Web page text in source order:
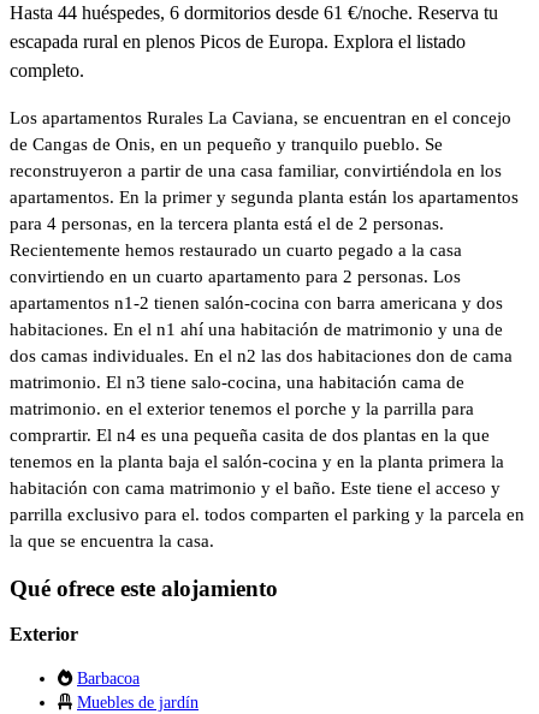
Hasta 44 huéspedes, 6 dormitorios desde 61 €/noche. Reserva tu
escapada rural en plenos Picos de Europa. Explora el listado
completo.
Los apartamentos Rurales La Caviana, se encuentran en el concejo
de Cangas de Onis, en un pequeño y tranquilo pueblo. Se
reconstruyeron a partir de una casa familiar, convirtiéndola en los
apartamentos. En la primer y segunda planta están los apartamentos
para 4 personas, en la tercera planta está el de 2 personas.
Recientemente hemos restaurado un cuarto pegado a la casa
convirtiendo en un cuarto apartamento para 2 personas. Los
apartamentos n1-2 tienen salón-cocina con barra americana y dos
habitaciones. En el n1 ahí una habitación de matrimonio y una de
dos camas individuales. En el n2 las dos habitaciones don de cama
matrimonio. El n3 tiene salo-cocina, una habitación cama de
matrimonio. en el exterior tenemos el porche y la parrilla para
comprartir. El n4 es una pequeña casita de dos plantas en la que
tenemos en la planta baja el salón-cocina y en la planta primera la
habitación con cama matrimonio y el baño. Este tiene el acceso y
parrilla exclusivo para el. todos comparten el parking y la parcela en
la que se encuentra la casa.
Qué ofrece este alojamiento
Exterior
Barbacoa
Muebles de jardín